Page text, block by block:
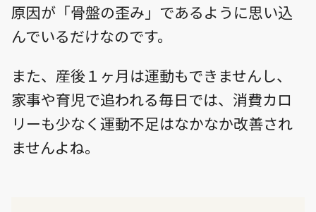
原因が「骨盤の歪み」であるように思い込
んでいるだけなのです。
また、産後１ヶ月は運動もできませんし、
家事や育児で追われる毎日では、消費カロ
リーも少なく運動不足はなかなか改善され
ませんよね。